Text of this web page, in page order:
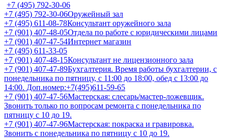
+7 (495) 792-30-06
+7 (495) 792-30-06Оружейный зал
+7 (495) 611-08-78Консультант оружейного зала
+7 (901) 407-48-05Отдела по работе с юридическими лицами
+7 (901) 407-47-54Интернет магазин
+7 (495) 611-33-05
+7 (901) 407-48-15Консультант не лицензионного зала
+7 (901) 407-47-89Бухгалтерия. Время работы бухгалтерии, с
понедельника по пятницу, с 11:00 до 18:00, обед с 13:00 до
14:00. Доп.номер:+7(495)611-59-65
+7 (901) 407-47-56Мастерская: слесарь/мастер-ложевщик.
Звонить только по вопросам ремонта с понедельника по
пятницу с 10 до 19.
+7 (901) 407-47-96Мастерская: покраска и гравировка.
Звонить с понедельника по пятницу с 10 до 19.